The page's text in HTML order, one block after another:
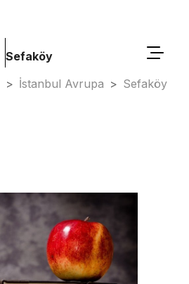
Sefaköy
> İstanbul Avrupa > Sefaköy